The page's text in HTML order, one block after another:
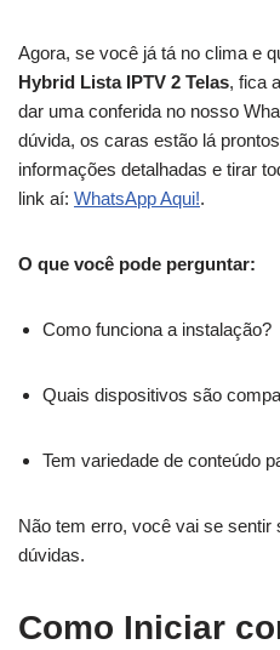
Agora, se você já tá no clima e
Hybrid Lista IPTV 2 Telas, fica
dar uma conferida no nosso
dúvida, os caras estão lá
informações detalhadas e tirar
link aí: WhatsApp Aqui!.
O que você pode perguntar:
Como funciona a instalação?
Quais dispositivos são
Tem variedade de conteúdo
Não tem erro, você vai se sentir
dúvidas.
Como Iniciar